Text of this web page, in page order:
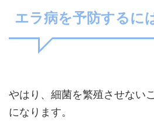
エラ病を予防するに
やはり、細菌を繁殖させない
になります。